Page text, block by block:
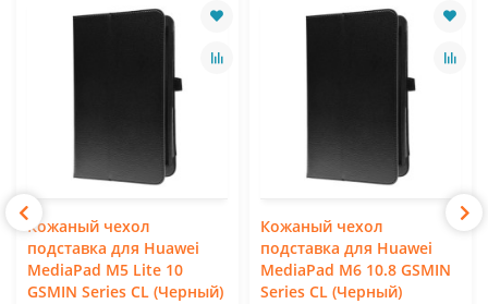
Кожаный чехол
подставка для Huawei
MediaPad M5 Lite 10
GSMIN Series CL (Черный)
Кожаный чехол
подставка для Huawei
MediaPad M6 10.8 GSMIN
Series CL (Черный)